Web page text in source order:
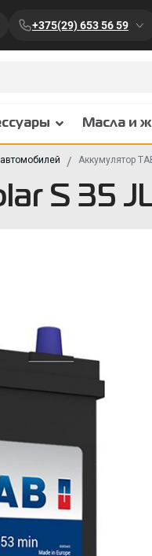
+375(29) 653 56 59
Масла и
Аккумулятор
S 35